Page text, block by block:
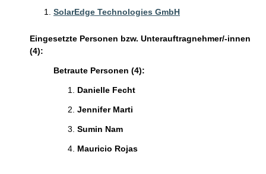
SolarEdge Technologies GmbH
Eingesetzte Personen bzw. Unterauftragnehmer/-innen
(4):
Betraute Personen (4):
Danielle Fecht
Jennifer Marti
Sumin Nam
Mauricio Rojas